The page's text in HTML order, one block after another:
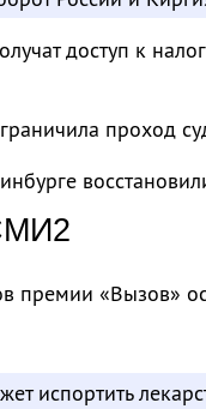
доступ к
проход
премии «Вызов»
испортить